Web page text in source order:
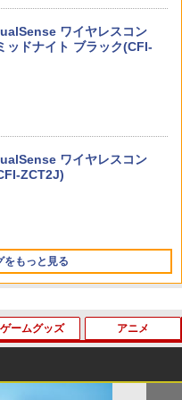
プリペイド番号 9000円|オ
ド版
ド版
ワイヤレスコン
ッドナイト ブラック(CFI-
ワイヤレスコン
ZCT2J)
もっと見る
ドカード 10,000円 デジ
刃」無限城編 第一章 猗
ゲームグッズ アニメ